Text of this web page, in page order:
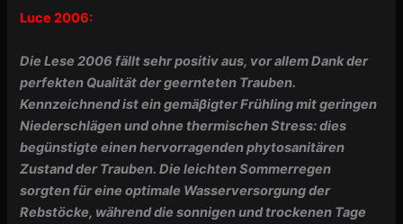
Luce 2006:
Die Lese 2006 fällt sehr positiv aus, vor allem Dank der
perfekten Qualität der geernteten Trauben.
Kennzeichnend ist ein gemäβigter Frühling mit geringen
Niederschlägen und ohne thermischen Stress: dies
begünstigte einen hervorragenden phytosanitären
Zustand der Trauben. Die leichten Sommerregen
sorgten für eine optimale Wasserversorgung der
Rebstöcke, während die sonnigen und trockenen Tage